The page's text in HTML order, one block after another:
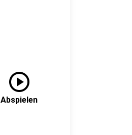
play_circle
Abspielen